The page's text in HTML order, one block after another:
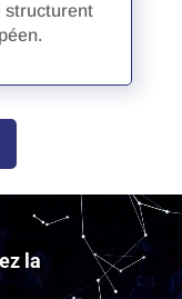
structurent
la